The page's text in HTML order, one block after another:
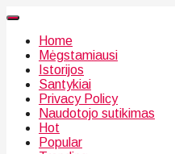
Home
Mėgstamiausi
Istorijos
Santykiai
Privacy Policy
Naudotojo sutikimas
Hot
Popular